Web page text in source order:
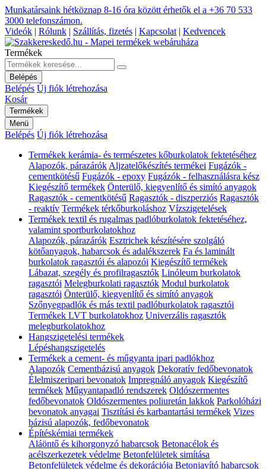
Munkatársaink hétköznap 8-16 óra között érhetők el a +36 70 533
3000 telefonszámon.
Videók | Rólunk | Szállítás, fizetés | Kapcsolat | Kedvencek
Termékek
Belépés
Belépés Új fiók létrehozása
Kosár
Termékek
Menü
Belépés Új fiók létrehozása
Termékek kerámia- és természetes kőburkolatok fektetéséhez
Alapozók, párazárók Aljzatelőkészítés termékei Fugázók -
cementkötésű Fugázók - epoxy Fugázók - felhasználásra kész
Kiegészítő termékek Önterülő, kiegyenlítő és simító anyagok
Ragasztók - cementkötésű Ragasztók - diszperziós Ragasztók
- reaktív Termékek térkőburkoláshoz Vízszigetelések
Termékek textil és rugalmas padlóburkolatok fektetéséhez,
valamint sportburkolatokhoz
Alapozók, párazárók Esztrichek készítésére szolgáló
kötőanyagok, habarcsok és adalékszerek Fa és laminált
burkolatok ragasztói és alapozói Kiegészítő termékek
Lábazat, szegély és profilragasztók Linóleum burkolatok
ragasztói Melegburkolati ragasztók Modul burkolatok
ragasztói Önterülő, kiegyenlítő és simító anyagok
Szőnyegpadlók és más textil padlóburkolatok ragasztói
Termékek LVT burkolatokhoz Univerzális ragasztók
melegburkolatokhoz
Hangszigetelési termékek
Lépéshangszigetelés
Termékek a cement- és műgyanta ipari padlókhoz
Alapozók Cementbázisú anyagok Dekoratív fedőbevonatok
Élelmiszeripari bevonatok Impregnáló anyagok Kiegészítő
termékek Műgyantapadló rendszerek Oldószermentes
fedőbevonatok Oldószermentes poliuretán lakkok Parkolóházi
bevonatok anyagai Tisztítási és karbantartási termékek Vizes
bázisú alapozók, fedőbevonatok
Építéskémiai termékek
Aláöntő és kihorgonyzó habarcsok Betonacélok és
acélszerkezetek védelme Betonfelületek simítása
Betonfelületek védelme és dekorációja Betonjavító habarcsok